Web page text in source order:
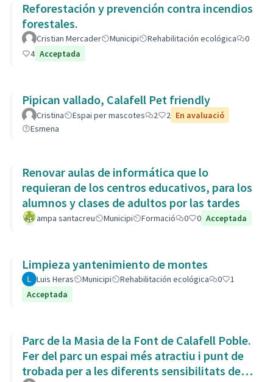
Reforestación y prevención contra incendios
forestales.
Cristian Mercader Municipi Rehabilitación ecológica
0
4 Acceptada
Pipican vallado, Calafell Pet friendly
Cristina Espai per mascotes 2 2 En avaluació
Esmena
Renovar aulas de informática que lo
requieran de los centros educativos, para los
alumnos y clases de adultos por las tardes
ampa santacreu Municipi Formació 0 0 Acceptada
Limpieza yantenimiento de montes
Luis Heras Municipi Rehabilitación ecológica 0
1
Acceptada
Parc de la Masia de la Font de Calafell Poble.
Fer del parc un espai més atractiu i punt de
trobada per a les diferents sensibilitats del